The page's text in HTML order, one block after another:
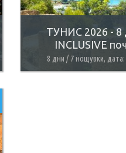
ТУНИС 2026 - 8
INCLUSIVE
8 дни / 7 нощувки, дата: